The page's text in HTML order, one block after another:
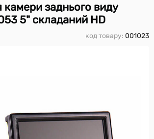
камери заднього виду
5" складаний HD
код товару: 001023